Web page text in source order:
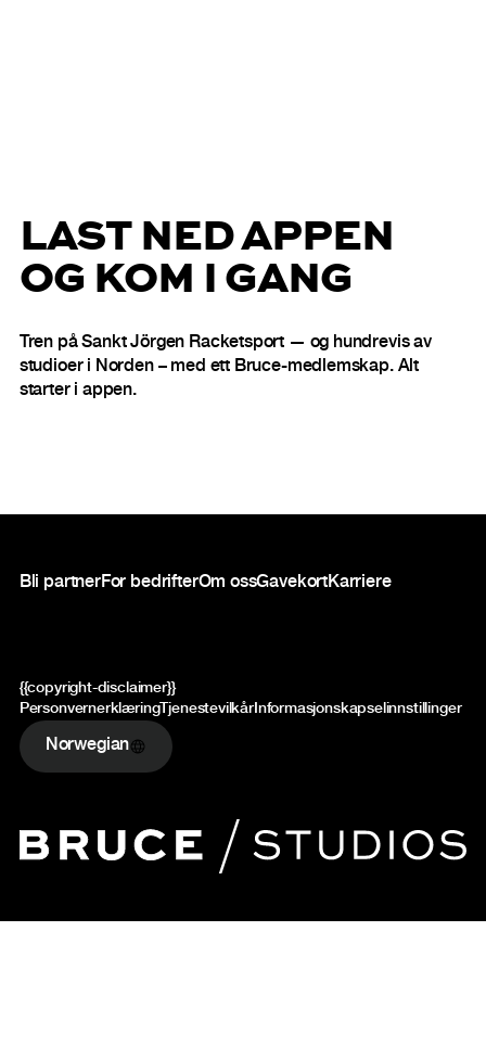
LAST NED APPEN
OG KOM I GANG
Tren på Sankt Jörgen Racketsport — og hundrevis av
studioer i Norden – med ett Bruce-medlemskap. Alt
starter i appen.
Bli partnerFor bedrifterOm ossGavekortKarriere
{{copyright-disclaimer}}
PersonvernerklæringTjenestevilkårInformasjonskapselinnstillinger
Norwegian